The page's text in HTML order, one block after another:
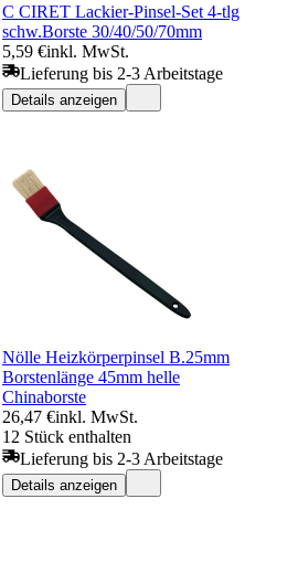
C CIRET Lackier-Pinsel-Set 4-tlg
schw.Borste 30/40/50/70mm
5,59 €inkl. MwSt.
Lieferung bis 2-3 Arbeitstage
Details anzeigen
Nölle Heizkörperpinsel B.25mm
Borstenlänge 45mm helle
Chinaborste
26,47 €inkl. MwSt.
12 Stück enthalten
Lieferung bis 2-3 Arbeitstage
Details anzeigen